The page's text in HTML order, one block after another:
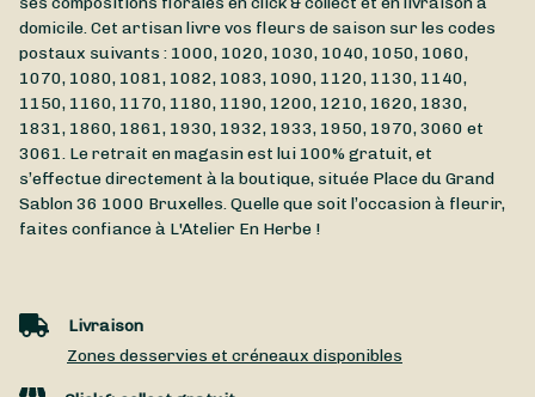
domicile. Cet artisan livre vos fleurs de saison sur les codes
postaux suivants : 1000, 1020, 1030, 1040, 1050, 1060,
1070, 1080, 1081, 1082, 1083, 1090, 1120, 1130, 1140,
1150, 1160, 1170, 1180, 1190, 1200, 1210, 1620, 1830,
1831, 1860, 1861, 1930, 1932, 1933, 1950, 1970, 3060 et
3061. Le retrait en magasin est lui 100% gratuit, et
s’effectue directement à la boutique, située Place du Grand
Sablon 36 1000 Bruxelles. Quelle que soit l’occasion à fleurir,
faites confiance à L'Atelier En Herbe !
Livraison
Zones desservies et créneaux disponibles